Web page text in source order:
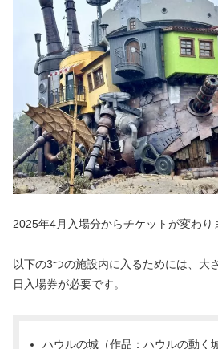
2025年4月入場分からチケットが変わり
以下の3つの施設内に入るためには、大
日入場券が必要です。
ハウルの城（作品：ハウルの動く城